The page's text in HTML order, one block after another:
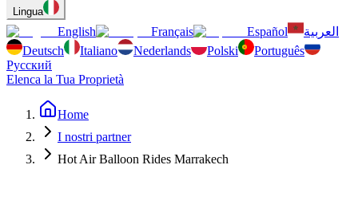
Lingua
English Français Español
العربية
Deutsch
Italiano Nederlands Polski
Português
Русский
Elenca la Tua Proprietà
Home
I nostri partner
Hot Air Balloon Rides Marrakech